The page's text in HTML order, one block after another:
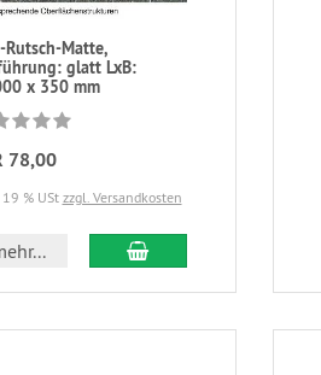
Matte,
glatt LxB:
x 350 mm
78,00
% USt zzgl. Versandkosten